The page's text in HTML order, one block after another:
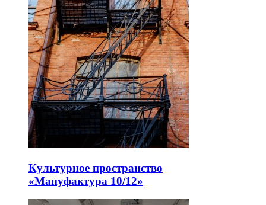
Культурное пространство
«Мануфактура 10/12»